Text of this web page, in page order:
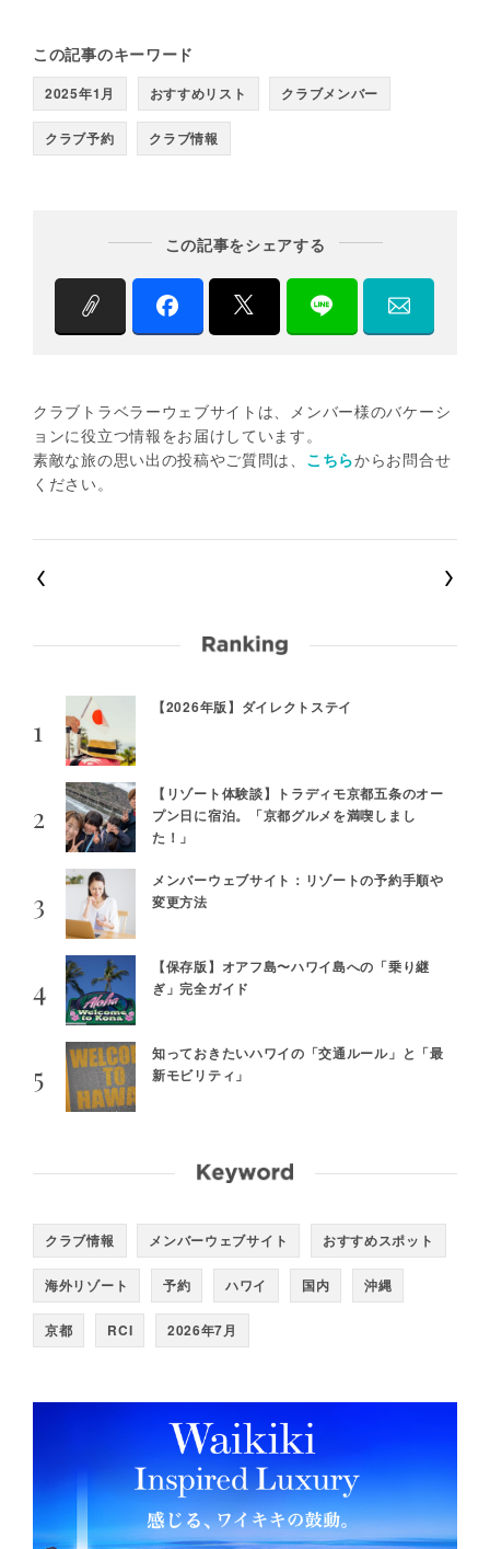
この記事のキーワード
2025年1月 おすすめリスト クラブメンバー
クラブ予約 クラブ情報
この記事をシェアする
クラブトラベラーウェブサイトは、メンバー様のバケーシ
ョンに役立つ情報をお届けしています。
素敵な旅の思い出の投稿やご質問は、 こちらからお問合せ
ください。
【2026年版】ダイレクトステイ
【リゾート体験談】トラディモ京都五条のオー
プン日に宿泊。「京都グルメを満喫しまし
た！」
メンバーウェブサイト：リゾートの予約手順や
変更方法
【保存版】オアフ島〜ハワイ島への「乗り継
ぎ」完全ガイド
知っておきたいハワイの「交通ルール」と「最
新モビリティ」
クラブ情報 メンバーウェブサイト おすすめスポット
海外リゾート 予約 ハワイ 国内 沖縄
京都 RCI 2026年7月